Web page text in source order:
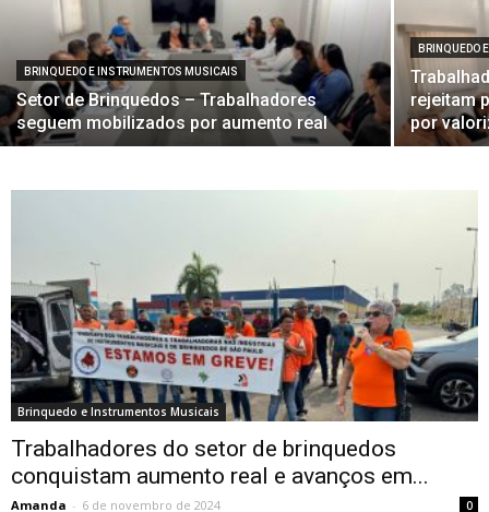
BRINQUEDO E INSTRUMENTOS MUSICAIS
Setor de Brinquedos – Trabalhadores
seguem mobilizados por aumento real
BRINQUEDO
rejeitam
por
Brinquedo e Instrumentos Musicais
Trabalhadores do setor de brinquedos
conquistam aumento real e avanços em...
Amanda - 6 de novembro de 2024 0